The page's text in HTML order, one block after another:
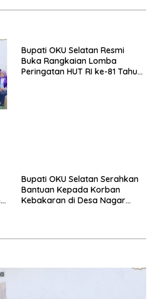
Bupati OKU Selatan Resmi
Buka Rangkaian Lomba
Peringatan HUT RI ke-81 Tahun
Bupati OKU Selatan Serahkan
Bantuan Kepada Korban
Kebakaran di Desa Nagar